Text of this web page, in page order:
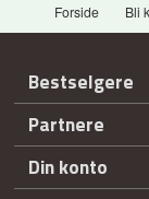
Forside Bli
Bestselgere
Partnere
Din konto